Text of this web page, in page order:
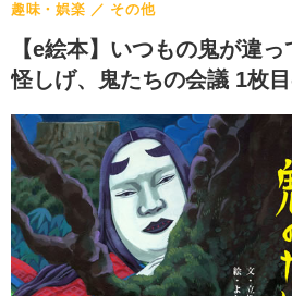
【e絵本】いつもの鬼が違
怪しげ、鬼たちの会議 1枚
趣味・娯楽 その他